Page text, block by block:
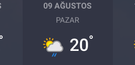
09 AĞUSTOS
PAZAR
20°